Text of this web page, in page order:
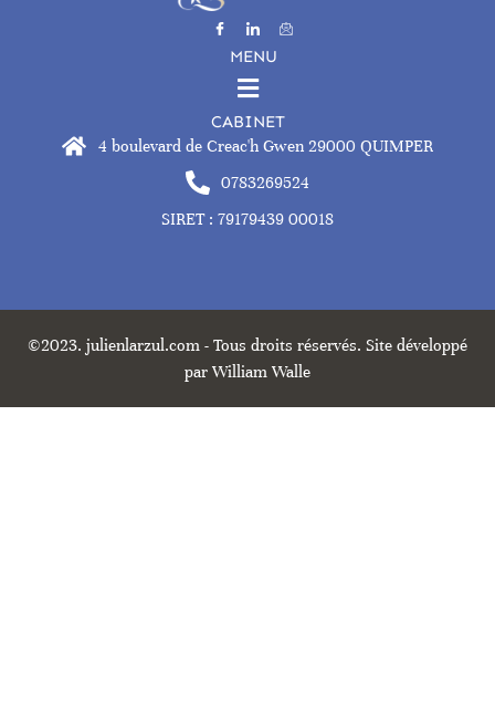
MENU
CABINET
4 boulevard de Creac'h Gwen 29000 QUIMPER
0783269524
SIRET : 79179439 00018
©2023. julienlarzul.com - Tous droits réservés. Site développé
par William Walle